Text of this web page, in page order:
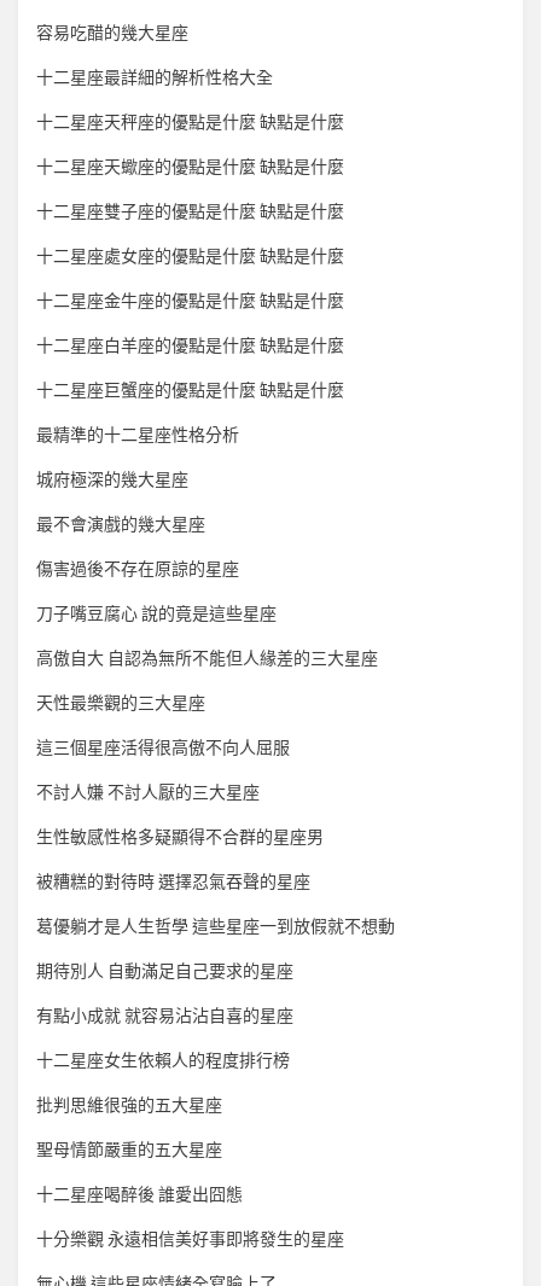
容易吃醋的幾大星座
十二星座最詳細的解析性格大全
十二星座天秤座的優點是什麼 缺點是什麼
十二星座天蠍座的優點是什麼 缺點是什麼
十二星座雙子座的優點是什麼 缺點是什麼
十二星座處女座的優點是什麼 缺點是什麼
十二星座金牛座的優點是什麼 缺點是什麼
十二星座白羊座的優點是什麼 缺點是什麼
十二星座巨蟹座的優點是什麼 缺點是什麼
最精準的十二星座性格分析
城府極深的幾大星座
最不會演戲的幾大星座
傷害過後不存在原諒的星座
刀子嘴豆腐心 說的竟是這些星座
高傲自大 自認為無所不能但人緣差的三大星座
天性最樂觀的三大星座
這三個星座活得很高傲不向人屈服
不討人嫌 不討人厭的三大星座
生性敏感性格多疑顯得不合群的星座男
被糟糕的對待時 選擇忍氣吞聲的星座
葛優躺才是人生哲學 這些星座一到放假就不想動
期待別人 自動滿足自己要求的星座
有點小成就 就容易沾沾自喜的星座
十二星座女生依賴人的程度排行榜
批判思維很強的五大星座
聖母情節嚴重的五大星座
十二星座喝醉後 誰愛出囧態
十分樂觀 永遠相信美好事即將發生的星座